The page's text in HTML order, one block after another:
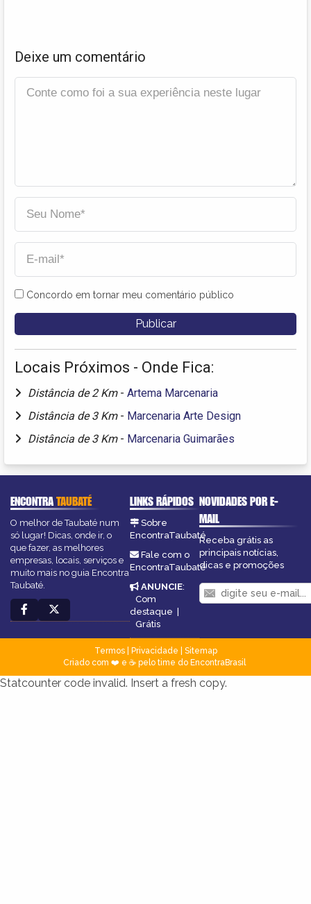
Deixe um comentário
Concordo em tornar meu comentário público
Locais Próximos - Onde Fica:
Distância de 2 Km - Artema Marcenaria
Distância de 3 Km - Marcenaria Arte Design
Distância de 3 Km - Marcenaria Guimarães
ENCONTRATAUBATÉ
O melhor de Taubaté num
só lugar! Dicas, onde ir, o
que fazer, as melhores
empresas, locais, serviços e
muito mais no guia Encontra
Taubaté.
LINKS RÁPIDOS
Sobre
EncontraTaubaté
Fale com o
EncontraTaubaté
ANUNCIE:
Com
destaque |
Grátis
NOVIDADES POR E-
MAIL
Receba grátis as
principais notícias,
dicas e promoções
Termos| Privacidade
Sitemap
Criado com ❤️ e ☕ pelo time do EncontraBrasil
Statcounter code invalid. Insert a fresh copy.